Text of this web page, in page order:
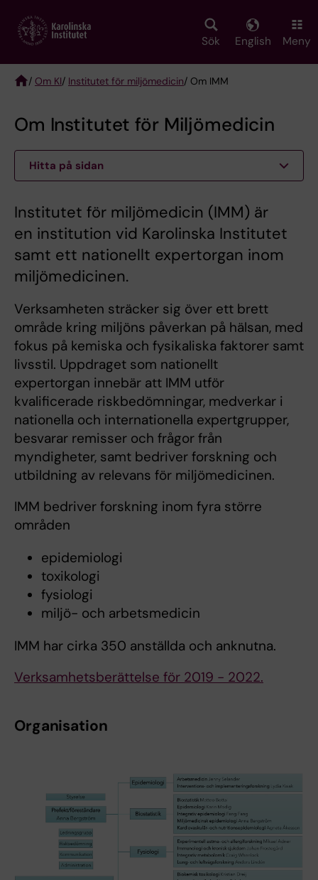
main
Sök English Meny
/ Om KI/ Institutet för miljömedicin/ Om IMM
Om Institutet för Miljömedicin
Hitta på sidan
Institutet för miljömedicin (IMM) är
en institution vid Karolinska Institutet
samt ett nationellt expertorgan inom
miljömedicinen.
Verksamheten sträcker sig över ett brett
område kring miljöns påverkan på hälsan, med
fokus på kemiska och fysikaliska faktorer samt
livsstil. Uppdraget som nationellt
expertorgan innebär att IMM utför
kvalificerade riskbedömningar, medverkar i
nationella och internationella expertgrupper,
besvarar remisser och frågor från
myndigheter, samt bedriver forskning och
utbildning av relevans för miljömedicinen.
IMM bedriver forskning inom fyra större
områden
epidemiologi
toxikologi
fysiologi
miljö- och arbetsmedicin
IMM har cirka 350 anställda och anknutna.
Verksamhetsberättelse för 2019 - 2022.
Organisation